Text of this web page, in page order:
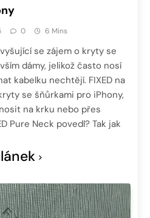
0 6 Mins
se zájem o kryty se
dámy, jelikož často nosí
kabelku nechtějí. FIXED na
se šňůrkami pro iPhony,
na krku nebo přes
Pure Neck povedl? Tak jak